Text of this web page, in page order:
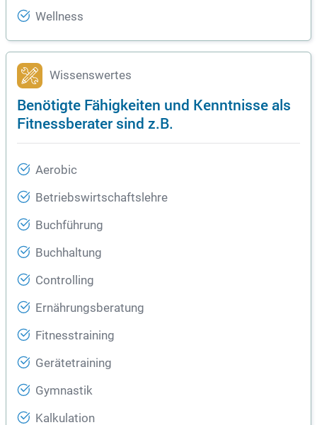
Wellness
Wissenswertes
Benötigte Fähigkeiten und Kenntnisse als
Fitnessberater sind z.B.
Aerobic
Betriebswirtschaftslehre
Buchführung
Buchhaltung
Controlling
Ernährungsberatung
Fitnesstraining
Gerätetraining
Gymnastik
Kalkulation